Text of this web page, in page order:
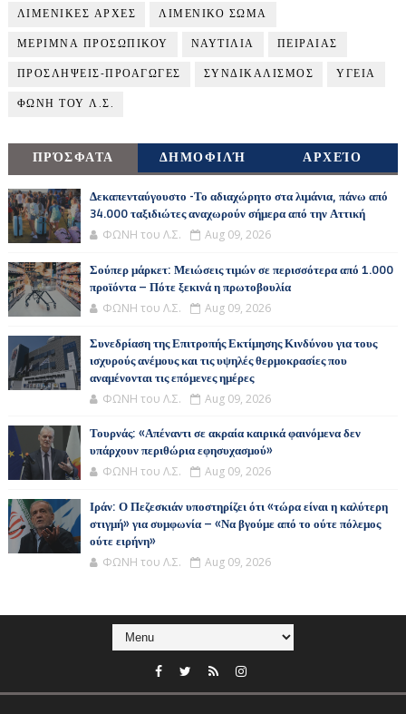
ΛΙΜΕΝΙΚΕΣ ΑΡΧΕΣ ΛΙΜΕΝΙΚΟ ΣΩΜΑ
ΜΕΡΙΜΝΑ ΠΡΟΣΩΠΙΚΟΥ ΝΑΥΤΙΛΙΑ ΠΕΙΡΑΙΑΣ
ΠΡΟΣΛΗΨΕΙΣ-ΠΡΟΑΓΩΓΕΣ ΣΥΝΔΙΚΑΛΙΣΜΟΣ ΥΓΕΙΑ
ΦΩΝΗ ΤΟΥ Λ.Σ.
ΠΡΌΣΦΑΤΑ ΔΗΜΟΦΙΛΉ ΑΡΧΕΊΟ
Δεκαπενταύγουστο -Το αδιαχώρητο στα λιμάνια, πάνω από
34.000 ταξιδιώτες αναχωρούν σήμερα από την Αττική
ΦΩΝΗ του Λ.Σ. Aug 09, 2026
Σούπερ μάρκετ: Μειώσεις τιμών σε περισσότερα από 1.000
προϊόντα – Πότε ξεκινά η πρωτοβουλία
ΦΩΝΗ του Λ.Σ. Aug 09, 2026
Συνεδρίαση της Επιτροπής Εκτίμησης Κινδύνου για τους
ισχυρούς ανέμους και τις υψηλές θερμοκρασίες που
αναμένονται τις επόμενες ημέρες
ΦΩΝΗ του Λ.Σ. Aug 09, 2026
Τουρνάς: «Απέναντι σε ακραία καιρικά φαινόμενα δεν
υπάρχουν περιθώρια εφησυχασμού»
ΦΩΝΗ του Λ.Σ. Aug 09, 2026
Ιράν: Ο Πεζεσκιάν υποστηρίζει ότι «τώρα είναι η καλύτερη
στιγμή» για συμφωνία – «Να βγούμε από το ούτε πόλεμος
ούτε ειρήνη»
ΦΩΝΗ του Λ.Σ. Aug 09, 2026